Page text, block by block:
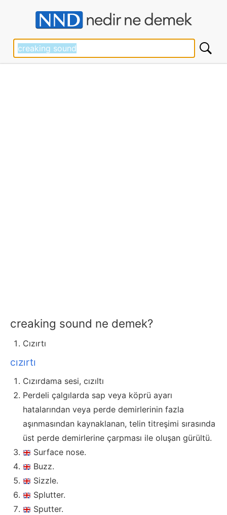
creaking sound ne demek?
Cızırtı
cızırtı
Cızırdama sesi, cızıltı
Perdeli çalgılarda sap veya köprü ayarı
hatalarından veya perde demirlerinin fazla
aşınmasından kaynaklanan, telin titreşimi sırasında
üst perde demirlerine çarpması ile oluşan gürültü.
Surface nose.
Buzz.
Sizzle.
Splutter.
Sputter.